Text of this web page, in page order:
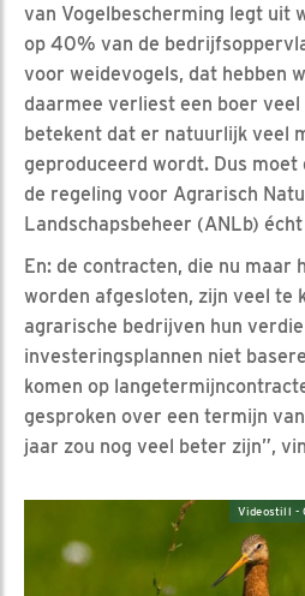
van Vogelbescherming legt uit
op 40% van de
voor weidevogels, dat hebben
daarmee verliest een boer
betekent dat er natuurlijk veel
geproduceerd wordt. Dus
de regeling voor Agrarisch
Landschapsbeheer (ANLb) écht
En: de contracten, die nu maar
worden afgesloten, zijn veel te
agrarische bedrijven hun
investeringsplannen niet
komen op
gesproken over een termijn
jaar zou nog veel beter zijn”,
Videostill -